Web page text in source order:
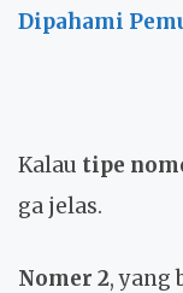
Dipahami
Kalau tipe
ga jelas.
Nomer 2, yang